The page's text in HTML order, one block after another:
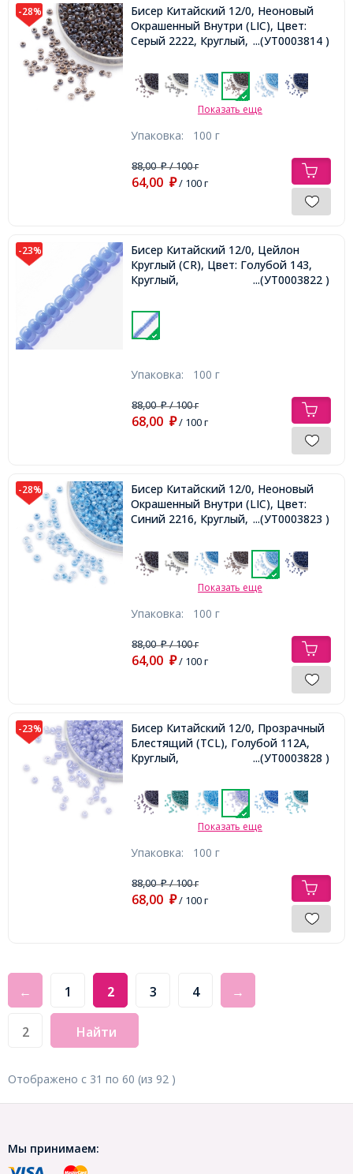
-28%
Бисер Китайский 12/0, Неоновый
Окрашенный Внутри (LIC), Цвет:
Серый 2222, Круглый,
...(УТ0003814 )
Показать еще
Упаковка: 100 г
88,00₽/ 100 г
64,00 ₽/ 100 г
-23%
Бисер Китайский 12/0, Цейлон
Круглый (CR), Цвет: Голубой 143,
Круглый,
...(УТ0003822 )
Упаковка: 100 г
88,00₽/ 100 г
68,00 ₽/ 100 г
-28%
Бисер Китайский 12/0, Неоновый
Окрашенный Внутри (LIC), Цвет:
Синий 2216, Круглый,
...(УТ0003823 )
Показать еще
Упаковка: 100 г
88,00₽/ 100 г
64,00 ₽/ 100 г
-23%
Бисер Китайский 12/0, Прозрачный
Блестящий (TCL), Голубой 112A,
Круглый,
...(УТ0003828 )
Показать еще
Упаковка: 100 г
88,00₽/ 100 г
68,00 ₽/ 100 г
← 1 2 3 4 →
Найти
Отображено с 31 по 60 (из 92 )
Мы принимаем: